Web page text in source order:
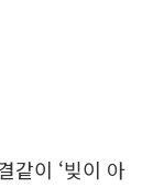
같이 ‘빚이 아